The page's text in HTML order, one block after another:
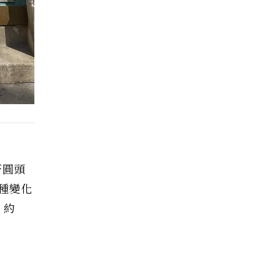
頭
變化
約